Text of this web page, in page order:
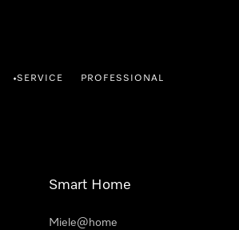
•SERVICE PROFESSIONAL
Smart Home
Miele@home